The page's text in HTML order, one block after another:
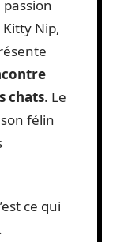
Nip,
chats. Le
félin
ce qui